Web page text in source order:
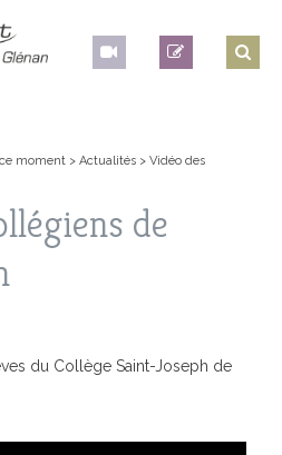
moment >Actualités >Vidéo des
de
du Collège Saint-Joseph de